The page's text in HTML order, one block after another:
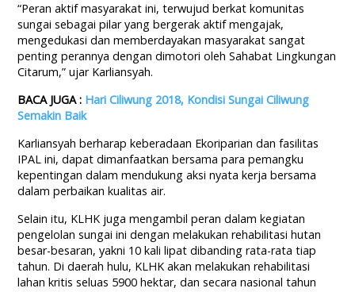
“Peran aktif masyarakat ini, terwujud berkat komunitas
sungai sebagai pilar yang bergerak aktif mengajak,
mengedukasi dan memberdayakan masyarakat sangat
penting perannya dengan dimotori oleh Sahabat Lingkungan
Citarum,” ujar Karliansyah.
BACA JUGA : Hari Ciliwung 2018, Kondisi Sungai Ciliwung
Semakin Baik
Karliansyah berharap keberadaan Ekoriparian dan fasilitas
IPAL ini, dapat dimanfaatkan bersama para pemangku
kepentingan dalam mendukung aksi nyata kerja bersama
dalam perbaikan kualitas air.
Selain itu, KLHK juga mengambil peran dalam kegiatan
pengelolan sungai ini dengan melakukan rehabilitasi hutan
besar-besaran, yakni 10 kali lipat dibanding rata-rata tiap
tahun. Di daerah hulu, KLHK akan melakukan rehabilitasi
lahan kritis seluas 5900 hektar, dan secara nasional tahun